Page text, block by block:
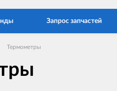
Запрос запчастей
Термометры